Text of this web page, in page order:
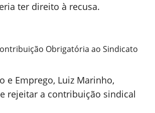
ter direito à recusa.
e Emprego, Luiz Marinho,
rejeitar a contribuição sindical